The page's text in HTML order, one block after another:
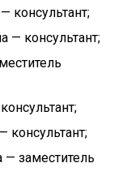
консультант;
— консультант;
консультант;
— заместитель